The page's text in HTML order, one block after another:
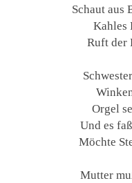
Schaut aus
Kahles
Ruft der
Orgel
Und es
Möchte
Mutter